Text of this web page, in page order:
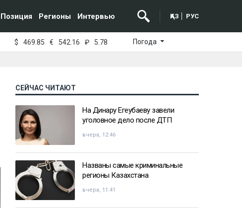
Позиция Регионы Интервью ҚАЗ РУС
$ 469.85 € 542.16 ₽ 5.78 Погода
СЕЙЧАС ЧИТАЮТ
На Динару Егеубаеву завели
уголовное дело после ДТП
вчера, 12:46
Названы самые криминальные
регионы Казахстана
вчера, 11:41